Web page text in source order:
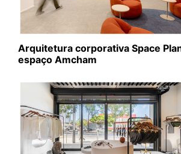
Arquitetura corporativa Space
espaço Amcham